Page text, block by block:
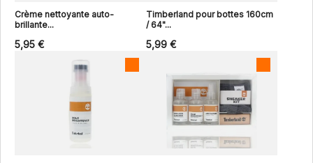
Crème nettoyante auto-
brillante...
5,95 €
Timberland pour bottes 160cm
/ 64"...
5,99 €